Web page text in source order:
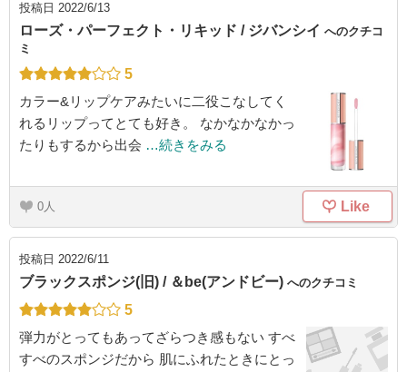
投稿日 2022/6/13
ローズ・パーフェクト・リキッド / ジバンシイ へのクチコ
ミ
5
カラー&リップケアみたいに二役こなしてく
れるリップってとても好き。 なかなかなかっ
たりもするから出会 …続きをみる
0 Like
投稿日 2022/6/11
ブラックスポンジ(旧) / ＆be(アンドビー) へのクチコミ
5
弾力がとってもあってざらつき感もない すべ
すべのスポンジだから 肌にふれたときにとっ